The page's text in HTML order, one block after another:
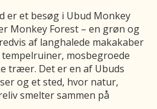
er et besøg i Ubud Monkey
Monkey Forest – en grøn og
af langhalede makakaber
mosbegroede
træer. Det er en af Ubuds
og et sted, hvor natur,
smelter sammen på